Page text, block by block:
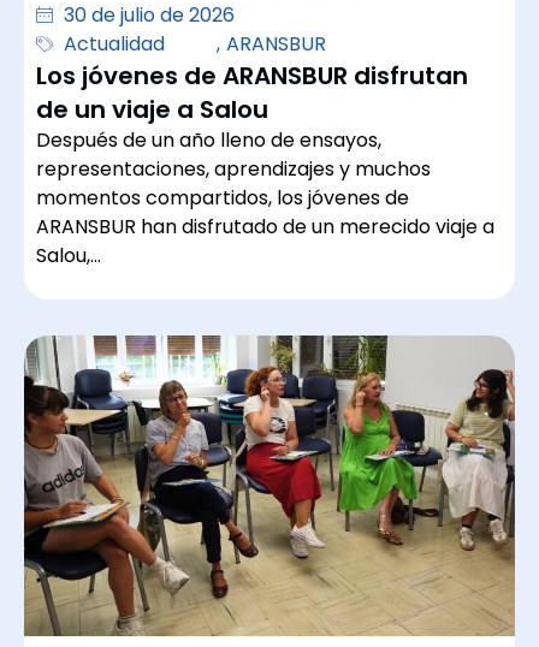
30 de julio de 2026
Actualidad
, ARANSBUR
Los jóvenes de ARANSBUR disfrutan
de un viaje a Salou
Después de un año lleno de ensayos,
representaciones, aprendizajes y muchos
momentos compartidos, los jóvenes de
ARANSBUR han disfrutado de un merecido viaje a
Salou,…